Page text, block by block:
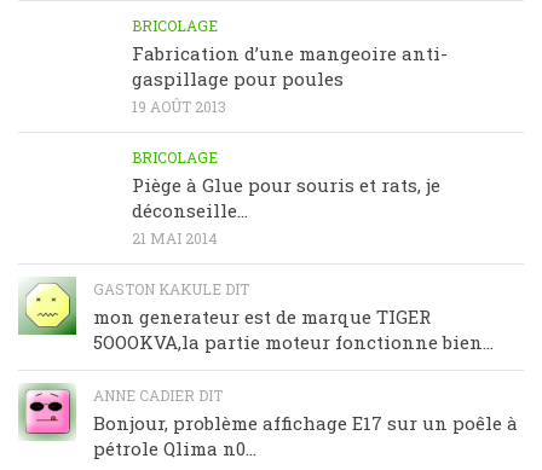
BRICOLAGE
Fabrication d’une mangeoire anti-
gaspillage pour poules
19 AOÛT 2013
BRICOLAGE
Piège à Glue pour souris et rats, je
déconseille…
21 MAI 2014
GASTON KAKULE DIT
mon generateur est de marque TIGER
5OOOKVA,la partie moteur fonctionne bien...
ANNE CADIER DIT
Bonjour, problème affichage E17 sur un poêle à
pétrole Qlima n0...